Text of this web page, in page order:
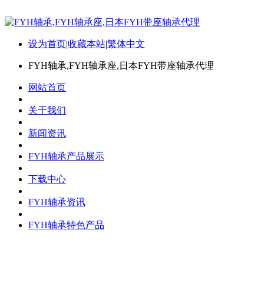
设为首页|收藏本站|繁体中文
FYH轴承,FYH轴承座,日本FYH带座轴承代理
网站首页
关于我们
新闻资讯
FYH轴承产品展示
下载中心
FYH轴承资讯
FYH轴承特色产品